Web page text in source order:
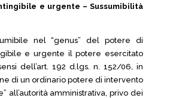
e urgente – Sussumibilità
nel “genus” del potere di
e urgente il potere esercitato
dell’art. 192 d.lgs. n. 152/06, in
di un ordinario potere di intervento
all’autorità amministrativa, privo dei